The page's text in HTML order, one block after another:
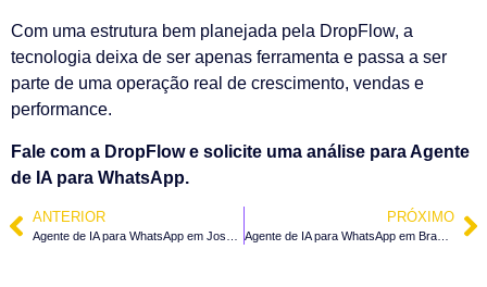
Com uma estrutura bem planejada pela DropFlow, a
tecnologia deixa de ser apenas ferramenta e passa a ser
parte de uma operação real de crescimento, vendas e
performance.
Fale com a DropFlow e solicite uma análise para Agente
de IA para WhatsApp.
ANTERIOR PRÓXIMO
Agente de IA para WhatsApp em Braço do Trombudo – SC